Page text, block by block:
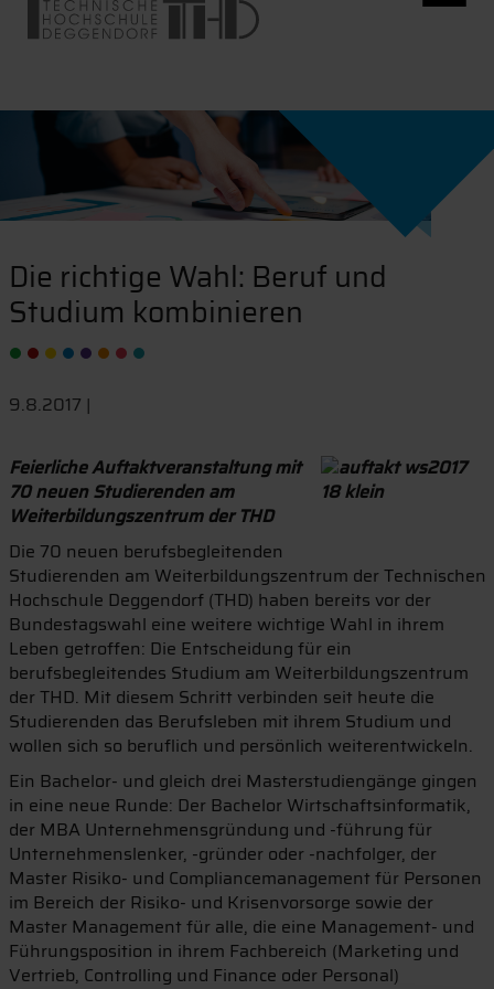
Die richtige Wahl: Beruf und
Studium kombinieren
9.8.2017 |
Feierliche Auftaktveranstaltung mit
70 neuen Studierenden am
Weiterbildungszentrum der THD
Die 70 neuen berufsbegleitenden
Studierenden am Weiterbildungszentrum der Technischen
Hochschule Deggendorf (THD) haben bereits vor der
Bundestagswahl eine weitere wichtige Wahl in ihrem
Leben getroffen: Die Entscheidung für ein
berufsbegleitendes Studium am Weiterbildungszentrum
der THD. Mit diesem Schritt verbinden seit heute die
Studierenden das Berufsleben mit ihrem Studium und
wollen sich so beruflich und persönlich weiterentwickeln.
Ein Bachelor- und gleich drei Masterstudiengänge gingen
in eine neue Runde: Der Bachelor Wirtschaftsinformatik,
der MBA Unternehmensgründung und -führung für
Unternehmenslenker, -gründer oder -nachfolger, der
Master Risiko- und Compliancemanagement für Personen
im Bereich der Risiko- und Krisenvorsorge sowie der
Master Management für alle, die eine Management- und
Führungsposition in ihrem Fachbereich (Marketing und
Vertrieb, Controlling und Finance oder Personal)